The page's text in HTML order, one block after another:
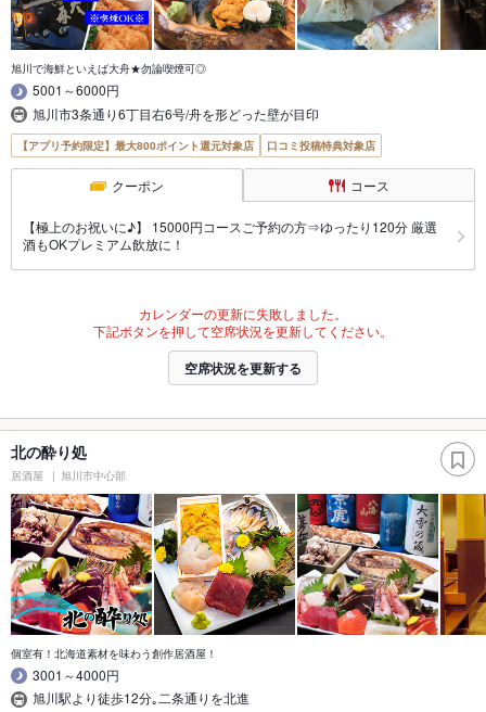
旭川で海鮮といえば大舟★勿論喫煙可◎
5001～6000円
旭川市3条通り6丁目右6号/舟を形どった壁が目印
【アプリ予約限定】最大800ポイント還元対象店 口コミ投稿特典対象店
クーポン コース
【極上のお祝いに♪】 15000円コースご予約の方⇒ゆったり120分 厳選
酒もOKプレミアム飲放に！
カレンダーの更新に失敗しました。
下記ボタンを押して空席状況を更新してください。
空席状況を更新する
北の酔り処
居酒屋 旭川市中心部
個室有！北海道素材を味わう創作居酒屋！
3001～4000円
旭川駅より徒歩12分｡二条通りを北進